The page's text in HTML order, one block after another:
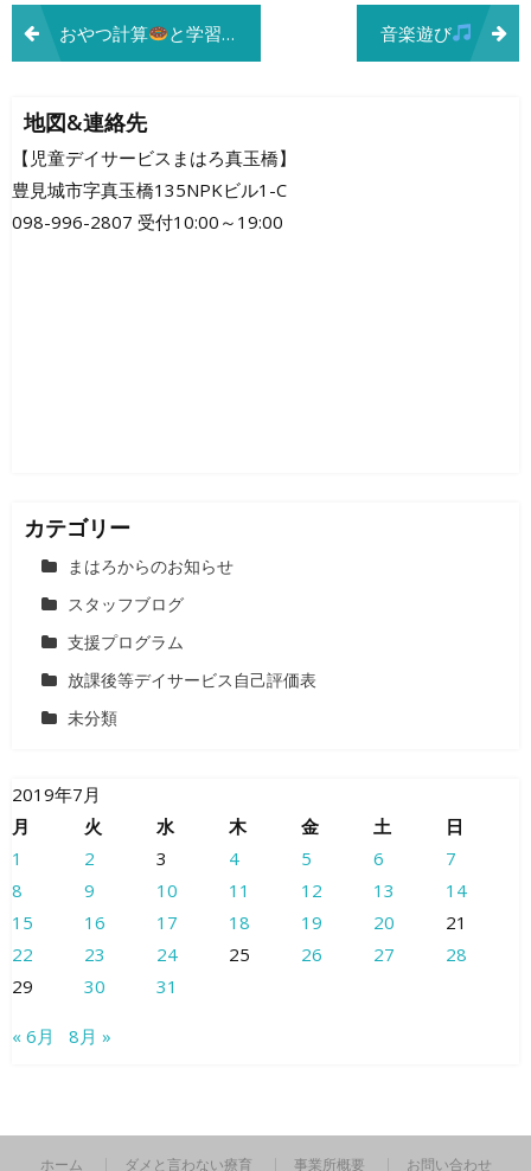
投
稿
ナ
ビ
ゲ
おやつ計算 と学習支援✎ 音楽遊び
地図&連絡先
【児童デイサービスまはろ真玉橋】
豊見城市字真玉橋135NPKビル1-C
098-996-2807 受付10:00～19:00
カテゴリー
まはろからのお知らせ
スタッフブログ
支援プログラム
放課後等デイサービス自己評価表
未分類
2019年7月
月
火 水 木 金 土
日
1
2 3 4 5 6
7
8
9 10 11 12 13
14
15
16 17 18 19 20
21
22
23 24 25 26 27
28
29
30 31
« 6月 8月 »
ホーム ダメと言わない療育 事業所概要 お問い合わせ